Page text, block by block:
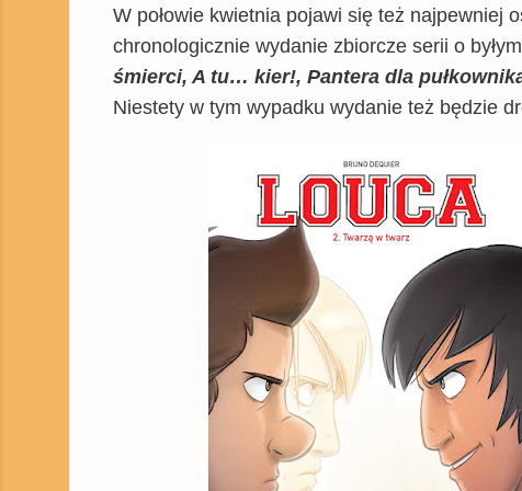
W połowie kwietnia pojawi się też najpewniej
chronologicznie wydanie zbiorcze serii o
śmierci, A tu… kier!, Pantera dla
Niestety w tym wypadku wydanie też będzie